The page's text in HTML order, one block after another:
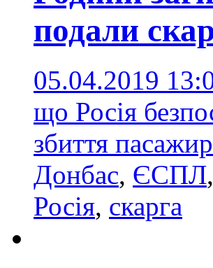
подали
05.04.2019
що Росія
збиття
Донбас, ЄСПЛ,
Росія, скарга